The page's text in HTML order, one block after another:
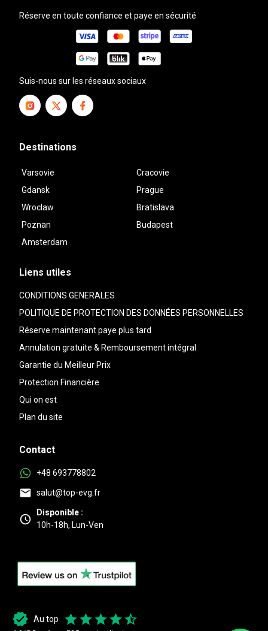
Réserve en toute confiance et paye en sécurité
Suis-nous sur les réseaux sociaux
Destinations
Varsovie
Cracovie
Gdansk
Prague
Wroclaw
Bratislava
Poznan
Budapest
Amsterdam
Liens utiles
CONDITIONS GENERALES
POLITIQUE DE PROTECTION DES DONNÉES PERSONNELLES
Réserve maintenant paye plus tard
Annulation gratuite & Remboursement intégral
Garantie du Meilleur Prix
Protection Financière
Qui on est
Plan du site
Contact
+48 693778802
salut@top-evg.fr
Disponible :
10h-18h, Lun-Ven
Au top